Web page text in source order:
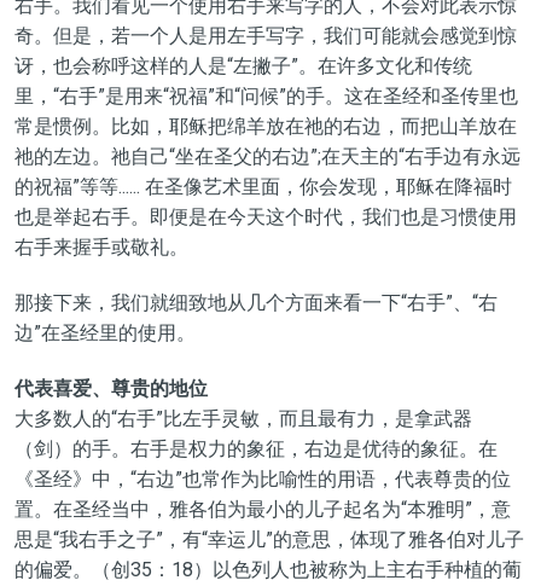
右手。我们看见一个使用右手来写字的人，不会对此表示惊
奇。但是，若一个人是用左手写字，我们可能就会感觉到惊
讶，也会称呼这样的人是“左撇子”。在许多文化和传统
里，“右手”是用来“祝福”和“问候”的手。这在圣经和圣传里也
常是惯例。比如，耶稣把绵羊放在祂的右边，而把山羊放在
祂的左边。祂自己“坐在圣父的右边”;在天主的“右手边有永远
的祝福”等等...... 在圣像艺术里面，你会发现，耶稣在降福时
也是举起右手。即便是在今天这个时代，我们也是习惯使用
右手来握手或敬礼。
那接下来，我们就细致地从几个方面来看一下“右手”、“右
边”在圣经里的使用。
代表喜爱、尊贵的地位
大多数人的“右手”比左手灵敏，而且最有力，是拿武器
（剑）的手。右手是权力的象征，右边是优待的象征。在
《圣经》中，“右边”也常作为比喻性的用语，代表尊贵的位
置。在圣经当中，雅各伯为最小的儿子起名为“本雅明”，意
思是“我右手之子”，有“幸运儿”的意思，体现了雅各伯对儿子
的偏爱。（创35：18）以色列人也被称为上主右手种植的葡